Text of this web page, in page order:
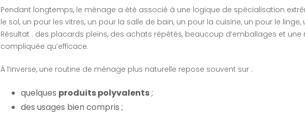
Pendant longtemps, le ménage a été associé à une logique de spécialisation
le sol, un pour les vitres, un pour la salle de bain, un pour la cuisine, un pour le
Résultat : des placards pleins, des achats répétés, beaucoup d’emballages et
compliquée qu’efficace.
À l’inverse, une routine de ménage plus naturelle repose souvent sur :
quelques produits polyvalents;
des usages bien compris ;